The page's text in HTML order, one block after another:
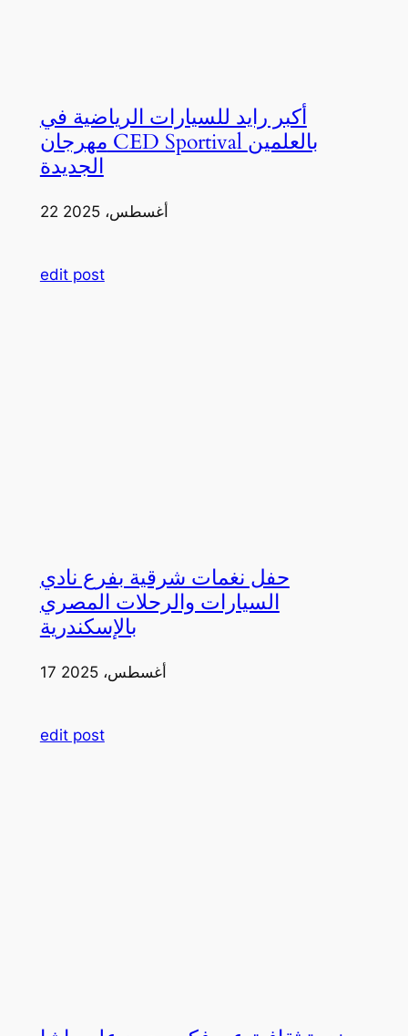
أكبر رايد للسيارات الرياضية في
مهرجان CED Sportival بالعلمين
الجديدة
22 أغسطس، 2025
edit post
حفل نغمات شرقية بفرع نادي
السيارات والرحلات المصري
بالإسكندرية
17 أغسطس، 2025
edit post